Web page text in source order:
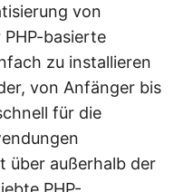
von
basierte
zu installieren
von Anfänger bis
für die
über außerhalb der